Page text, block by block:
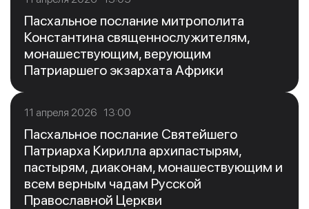
Пасхальное послание митрополита
Константина священнослужителям,
монашествующим, верующим
Патриаршего экзархата Африки
11 апреля 2026 13:00
Пасхальное послание Святейшего
Патриарха Кирилла архипастырям,
пастырям, диаконам, монашествующим и
всем верным чадам Русской
Православной Церкви